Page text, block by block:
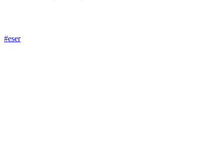
#eser